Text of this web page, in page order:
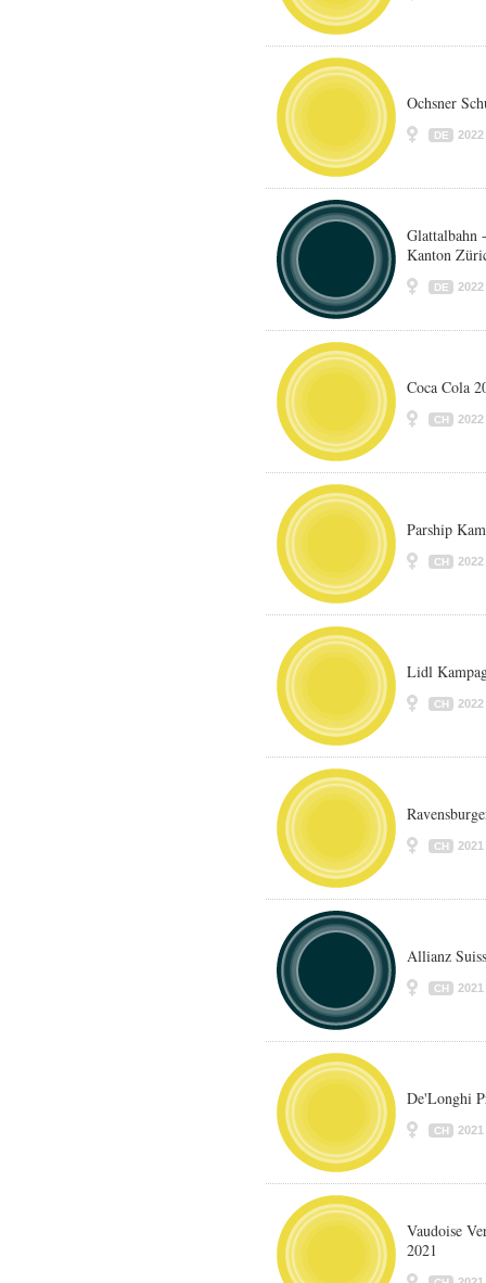
Ochsner
DE 2022
Glattalbahn
Kanton
DE 2022
Coca Cola
CH 2022
Parship
CH 2022
Lidl
CH 2022
CH 2021
Allianz
CH 2021
De'Longhi
CH 2021
Vaudoise
2021